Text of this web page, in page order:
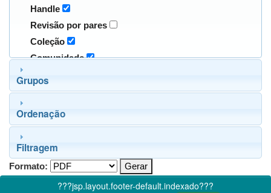
Handle
Revisão por pares
Coleção
Comunidade
Grupos
Ordenação
Filtragem
Formato:
???jsp.layout.footer-default.indexado???